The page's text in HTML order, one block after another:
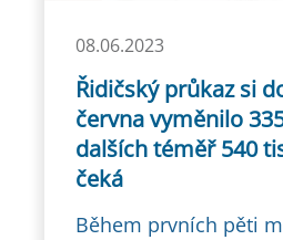
08.06.2023
Řidičský průkaz si
června vyměnilo
dalších téměř 540
čeká
Během prvních pěti